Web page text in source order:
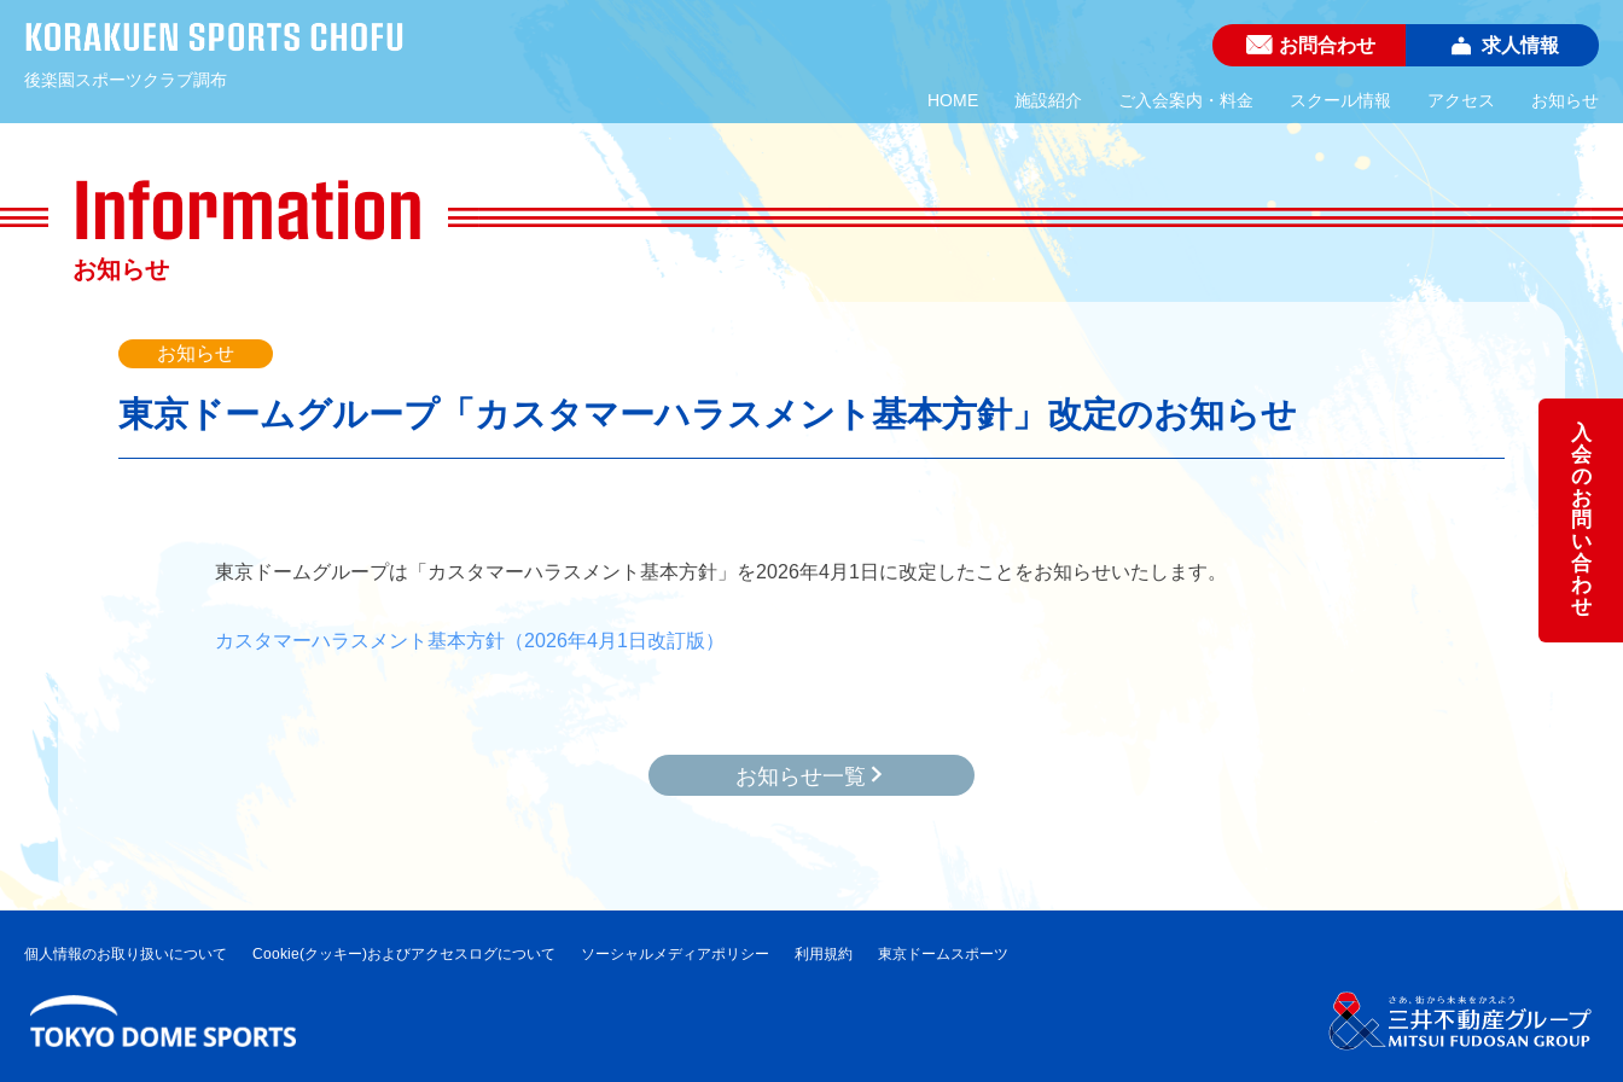
テ
お問合わせ 求人情報
後楽園スポーツクラブ調布
HOME
施設紹介 ご入会案内・料金 スクール情報 アクセス お知らせ
お知らせ
お知らせ
東京ドームグループ「カスタマーハラスメント基本方針」改定のお知らせ
東京ドームグループは「カスタマーハラスメント基本方針」を2026年4月1日に改定したことをお知らせいたします。
カスタマーハラスメント基本方針（2026年4月1日改訂版）
お知らせ一覧
個人情報のお取り扱いについて Cookie(クッキー)およびアクセスログについて ソーシャルメディアポリシー 利用規約 東京ドームスポーツ
入
会
の
お
問
い
合
わ
せ